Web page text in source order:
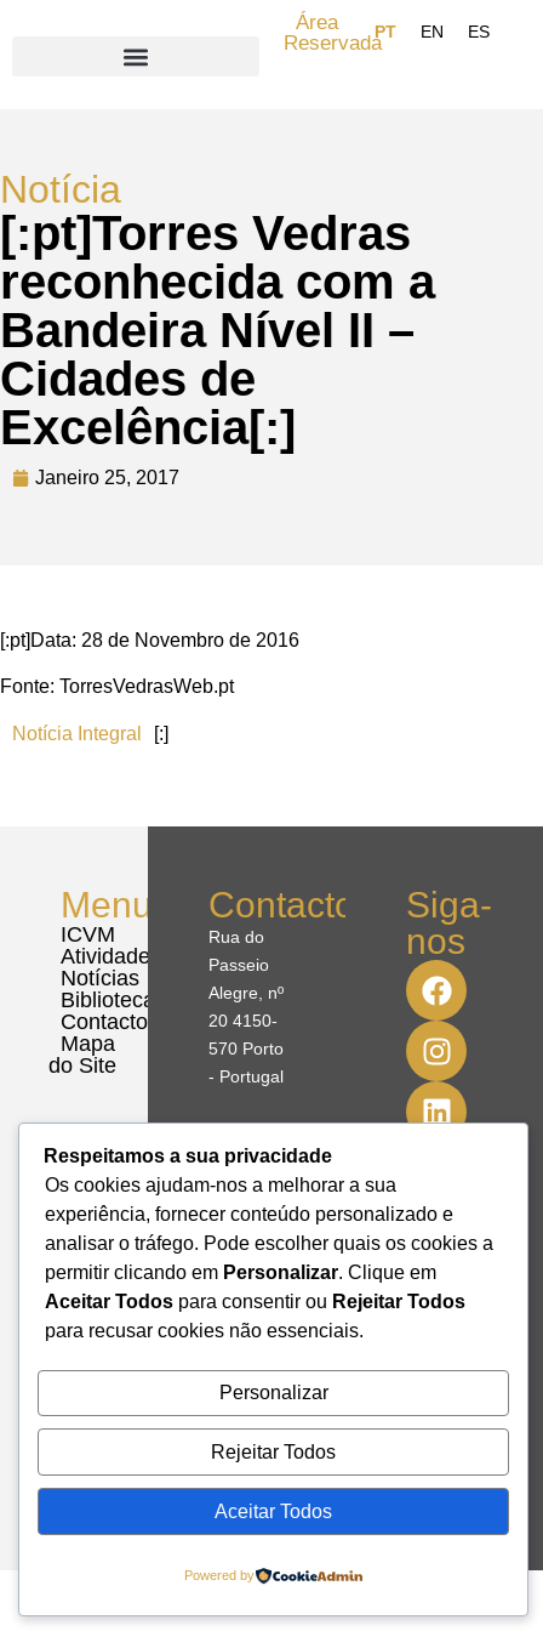
Área
Reservada
Notícia
[:pt]Torres Vedras
reconhecida com a
Bandeira Nível II –
Cidades de
Excelência[:]
Janeiro 25, 2017
[:pt]Data: 28 de Novembro de 2016
Fonte: TorresVedrasWeb.pt
Notícia Integral [:]
Menu
ICVM
Atividades
Notícias
Biblioteca
Contactos
Mapa
do Site
Contactos
Rua do
Passeio
Alegre, nº
20 4150-
570 Porto
- Portugal
N
8º39'41,76"
W
+351 228
328 115
geral@institutodemobilidade.org
a
Newsletter
Send
Siga-
nos
Respeitamos a sua privacidade
Os cookies ajudam-nos a melhorar a sua
experiência, fornecer conteúdo personalizado e
analisar o tráfego. Pode escolher quais os cookies a
permitir clicando em Personalizar. Clique em
Aceitar Todos para consentir ou Rejeitar Todos
para recusar cookies não essenciais.
Personalizar
Rejeitar Todos
Aceitar Todos
Powered by